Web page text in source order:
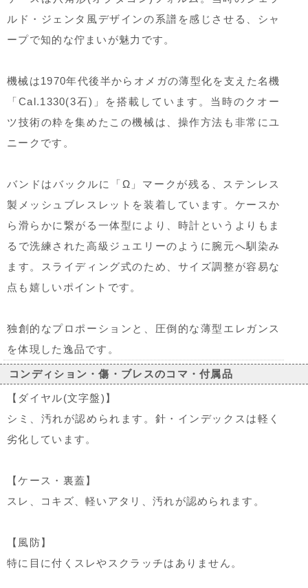
ルド・ジェンタ風デザインの系譜を感じさせる、シャ
ープで知的な佇まいが魅力です。
機械は1970年代後半からオメガの薄型化を支えた名機
「Cal.1330(3石)」を搭載しています。当時のクオー
ツ技術の粋を集めたこの機械は、操作方法も非常にユ
ニークです。
バンドはバックルに「Ω」マークが残る、ステンレス
製メッシュブレスレットを装着しています。ケースか
ら滑らかに繋がる一体型により、時計というよりもま
るで洗練された高級ジュエリーのように腕元へ馴染み
ます。スライディング式のため、サイズ調整が容易な
点も嬉しいポイントです。
独創的なプロポーションと、圧倒的な薄型エレガンス
を体現した逸品です。
コンディション・傷・ブレスのコマ・付属品
【ダイヤル(文字盤)】
シミ、汚れが認められます。針・インデックスは軽く
劣化しています。
【ケース・裏蓋】
スレ、コキズ、軽いアタリ、汚れが認められます。
【風防】
特に目に付くスレやスクラッチはありません。